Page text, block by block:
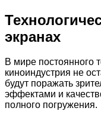
экранах
В мире постоянного
киноиндустрия не
будут поражать
эффектами и
полного погружения.